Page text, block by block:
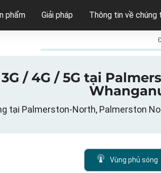
phẩm Giải pháp Thông tin về chúng
/ 4G / 5G tại
tại Palmerston-North, Palmerston
Vùng phủ sóng